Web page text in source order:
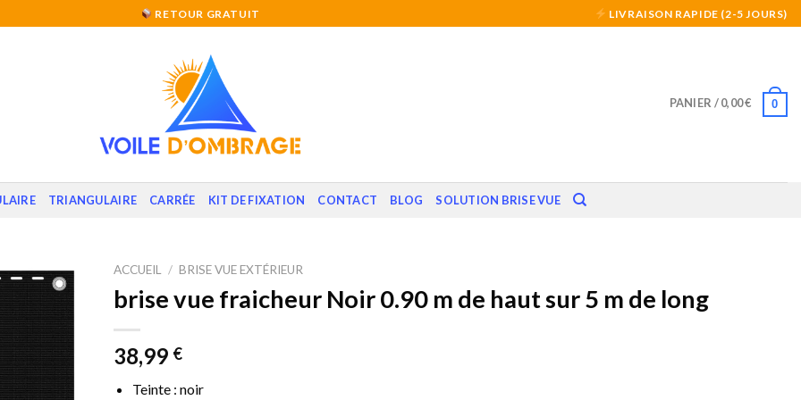
RETOUR GRATUIT LIVRAISON RAPIDE (2-5 JOURS)
PANIER /0,00€ 0
TRIANGULAIRE CARRÉE KIT DE FIXATION CONTACT BLOG SOLUTION BRISE VUE
ACCUEIL / BRISE VUE EXTÉRIEUR
brise vue fraicheur Noir 0.90 m de haut sur 5 m de long
38,99 €
Teinte : noir